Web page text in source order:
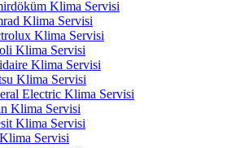
Klima Servisi
Klima Servisi
Klima Servisi
Klima Servisi
Klima Servisi
Klima Servisi
Electric Klima Servisi
Klima Servisi
Klima Servisi
Servisi